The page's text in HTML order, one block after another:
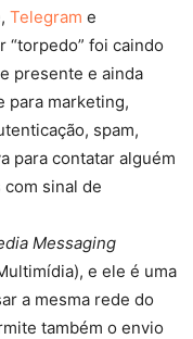
Telegram e
“torpedo” foi caindo
presente e ainda
para marketing,
spam,
para contatar alguém
sinal de
Messaging
e ele é uma
a mesma rede do
também o envio